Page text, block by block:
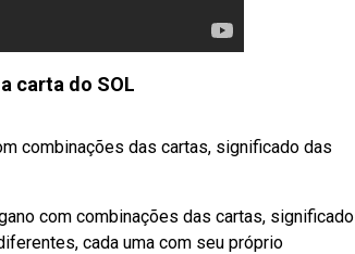
carta do SOL
combinações das cartas, significado das
com combinações das cartas, significado
cada uma com seu próprio